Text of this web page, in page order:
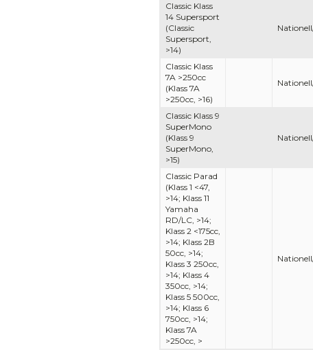
Classic Klass
14 Supersport
(Classic
Supersport,
>14)
Classic Klass
7A >250cc
(Klass 7A
>250cc, >16)
Classic Klass 9
SuperMono
(Klass 9
SuperMono,
>15)
Classic Parad
(Klass 1 <47,
>14; Klass 11
Yamaha
RD/LC, >14;
Klass 2 <175cc,
>14; Klass 2B
50cc, >14;
Klass 3 250cc,
>14; Klass 4
350cc, >14;
Klass 5 500cc,
>14; Klass 6
750cc, >14;
Klass 7A
>250cc, >